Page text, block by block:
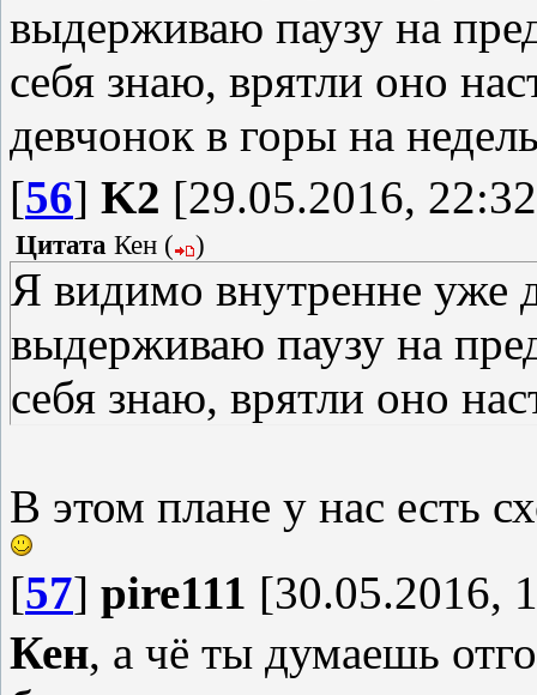
выдерживаю паузу на
себя знаю, врятли оно
девчонок в горы на
[56] K2 [29.05.2016,
Цитата Кен ( )
Я видимо внутренне уже
выдерживаю паузу на
себя знаю, врятли оно
В этом плане у нас есть
[57] pire111 [30.05.2016,
Кен, а чё ты думаешь